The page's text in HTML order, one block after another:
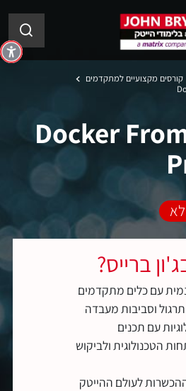
קורסים מקצועיים למתקדמים
Docker
ברייס?
עם כלים מתקדמים
וסביבות מעבדה
עם תכנים
הטכנולוגית ולביקוש
לעולם ההייטק